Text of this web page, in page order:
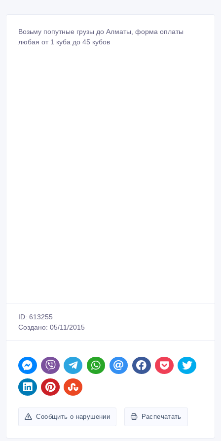
Возьму попутные грузы до Алматы, форма оплаты
любая от 1 куба до 45 кубов
ID: 613255
Создано: 05/11/2015
Сообщить о нарушении Распечатать